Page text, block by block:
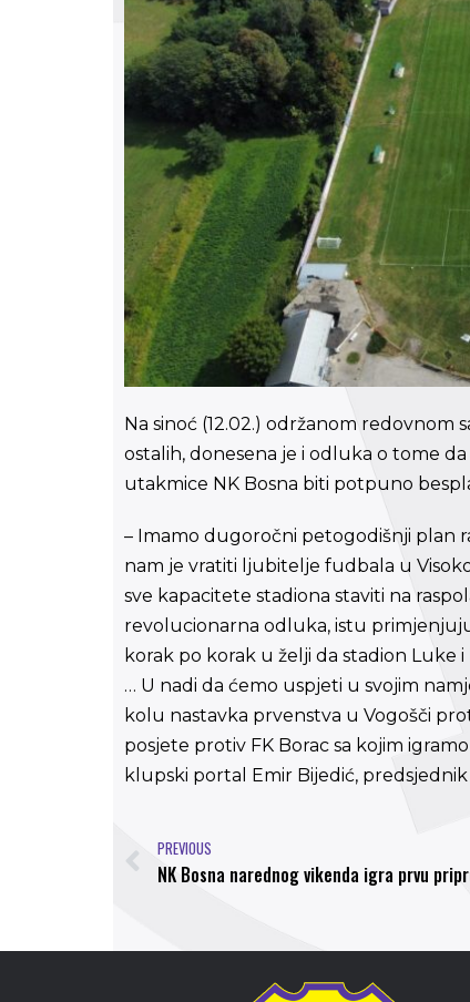
Na sinoć (12.02.) održanom redovnom
ostalih, donesena je i odluka o tome
utakmice NK Bosna biti potpuno
– Imamo dugoročni petogodišnji plan
nam je vratiti ljubitelje fudbala u
sve kapacitete stadiona staviti na
revolucionarna odluka, istu
korak po korak u želji da stadion Luke
… U nadi da ćemo uspjeti u svojim
kolu nastavka prvenstva u Vogošči
posjete protiv FK Borac sa kojim
klupski portal Emir Bijedić, predsjednik
PREVIOUS